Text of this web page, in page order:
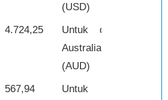
(USD)
4.724,25
Untuk dolar
Australia
(AUD)
567,94
Untuk